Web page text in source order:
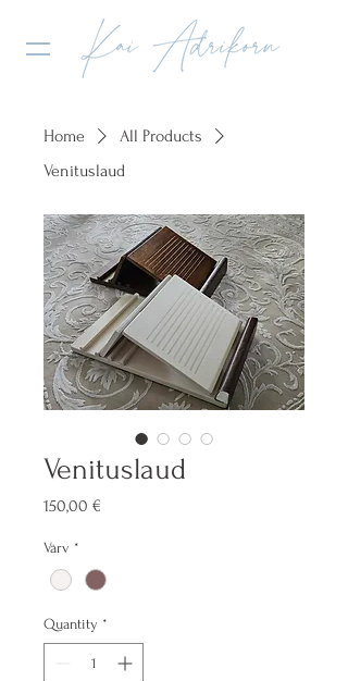
Home
All Products
Venituslaud
Venituslaud
150,00 €
Värv *
Quantity *